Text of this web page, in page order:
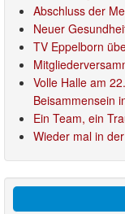
Abschluss der
Neuer
TV Eppelborn
Volle Halle am
Beisammensein
Ein Team, ein
Wieder mal in